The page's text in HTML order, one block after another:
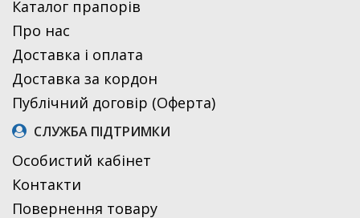
Каталог прапорів
Про нас
Доставка і оплата
Доставка за кордон
Публічний договір (Оферта)
СЛУЖБА ПІДТРИМКИ
Особистий кабінет
Контакти
Повернення товару